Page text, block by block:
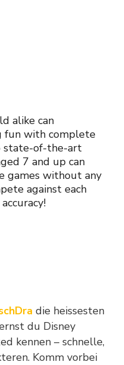
alike can
fun with complete
state-of-the-art
7 and up can
games without any
against each
die heissesten
du Disney
kennen – schnelle,
Komm vorbei